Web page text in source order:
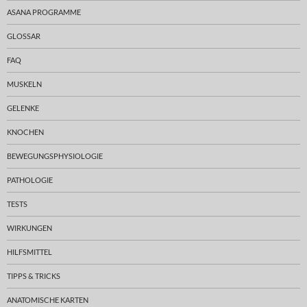
ASANA PROGRAMME
GLOSSAR
FAQ
MUSKELN
GELENKE
KNOCHEN
BEWEGUNGSPHYSIOLOGIE
PATHOLOGIE
TESTS
WIRKUNGEN
HILFSMITTEL
TIPPS & TRICKS
ANATOMISCHE KARTEN